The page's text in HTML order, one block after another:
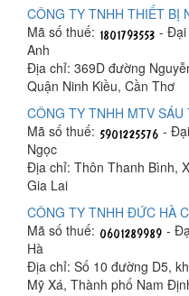
CÔNG TY TNHH THIẾT BỊ
Mã số thuế:
- Đại
Anh
Địa chỉ: 369D đường
Quận Ninh Kiều, Cần Thơ
CÔNG TY TNHH MTV SÁU
Mã số thuế:
-
Ngọc
Địa chỉ: Thôn Thanh Bình,
Gia Lai
CÔNG TY TNHH ĐỨC HÀ
Mã số thuế:
-
Hà
Địa chỉ: Số 10 đường D5,
Mỹ Xá, Thành phố Nam